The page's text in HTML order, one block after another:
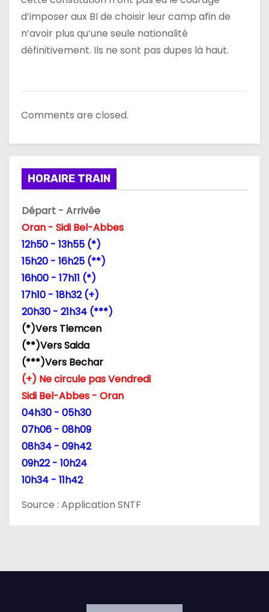
d’imposer aux BI de choisir leur camp afin de
n’avoir plus qu’une seule nationalité
définitivement. Ils ne sont pas dupes là haut.
Comments are closed.
HORAIRE TRAIN
Départ - Arrivée
Oran - Sidi Bel-Abbes
12h50 - 13h55 (*)
15h20 - 16h25 (**)
16h00 - 17h11 (*)
17h10 - 18h32 (+)
20h30 - 21h34 (***)
(*)Vers Tlemcen
(**)Vers Saida
(***)Vers Bechar
(+) Ne circule pas Vendredi
Sidi Bel-Abbes - Oran
04h30 - 05h30
07h06 - 08h09
08h34 - 09h42
09h22 - 10h24
10h34 - 11h42
Source : Application SNTF